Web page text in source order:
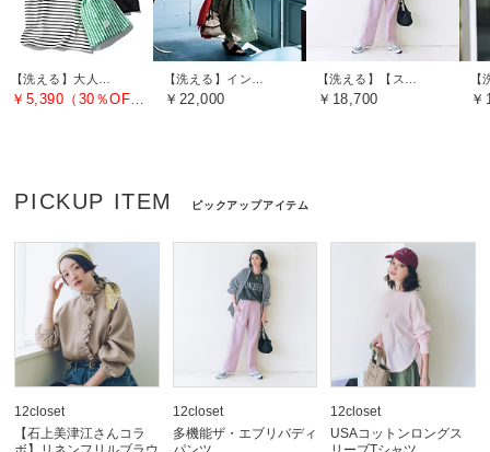
【洗える】大人に似合う・巾着つき USAコットンノースリーブTシャツ（2枚入り）
￥5,390（30％OFF）
【洗える】インドコットンドットワンピース
￥22,000
【洗える】【ストレッチ】【吸水速乾】【UVカット】【透けにくい】多機能ザ・エブリバディパンツ
￥18,700
PICKUP ITEM ピックアップアイテム
12closet
【石上美津江さんコラ
12closet
多機能ザ・エブリバディ
12closet
USAコットンロングス